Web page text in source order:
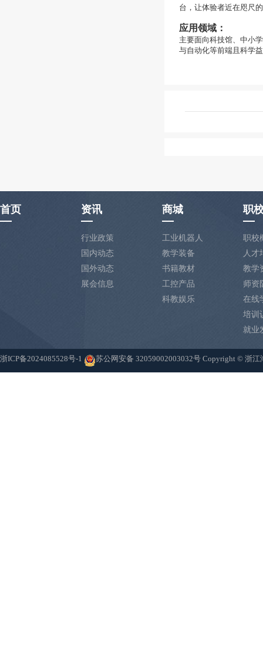
台，让体验者近在咫尺
应用领域：
主要面向科技馆、中小
与自动化等前端且科学
首页 资讯
行业政策
国内动态
国外动态
展会信息
商城
工业机器人
教学装备
书籍教材
工控产品
科教娱乐
职
职校
人才
教学
师资
在线
培训
就业
浙ICP备2024085528号-1 苏公网安备 32059002003032号 Copyright © 浙